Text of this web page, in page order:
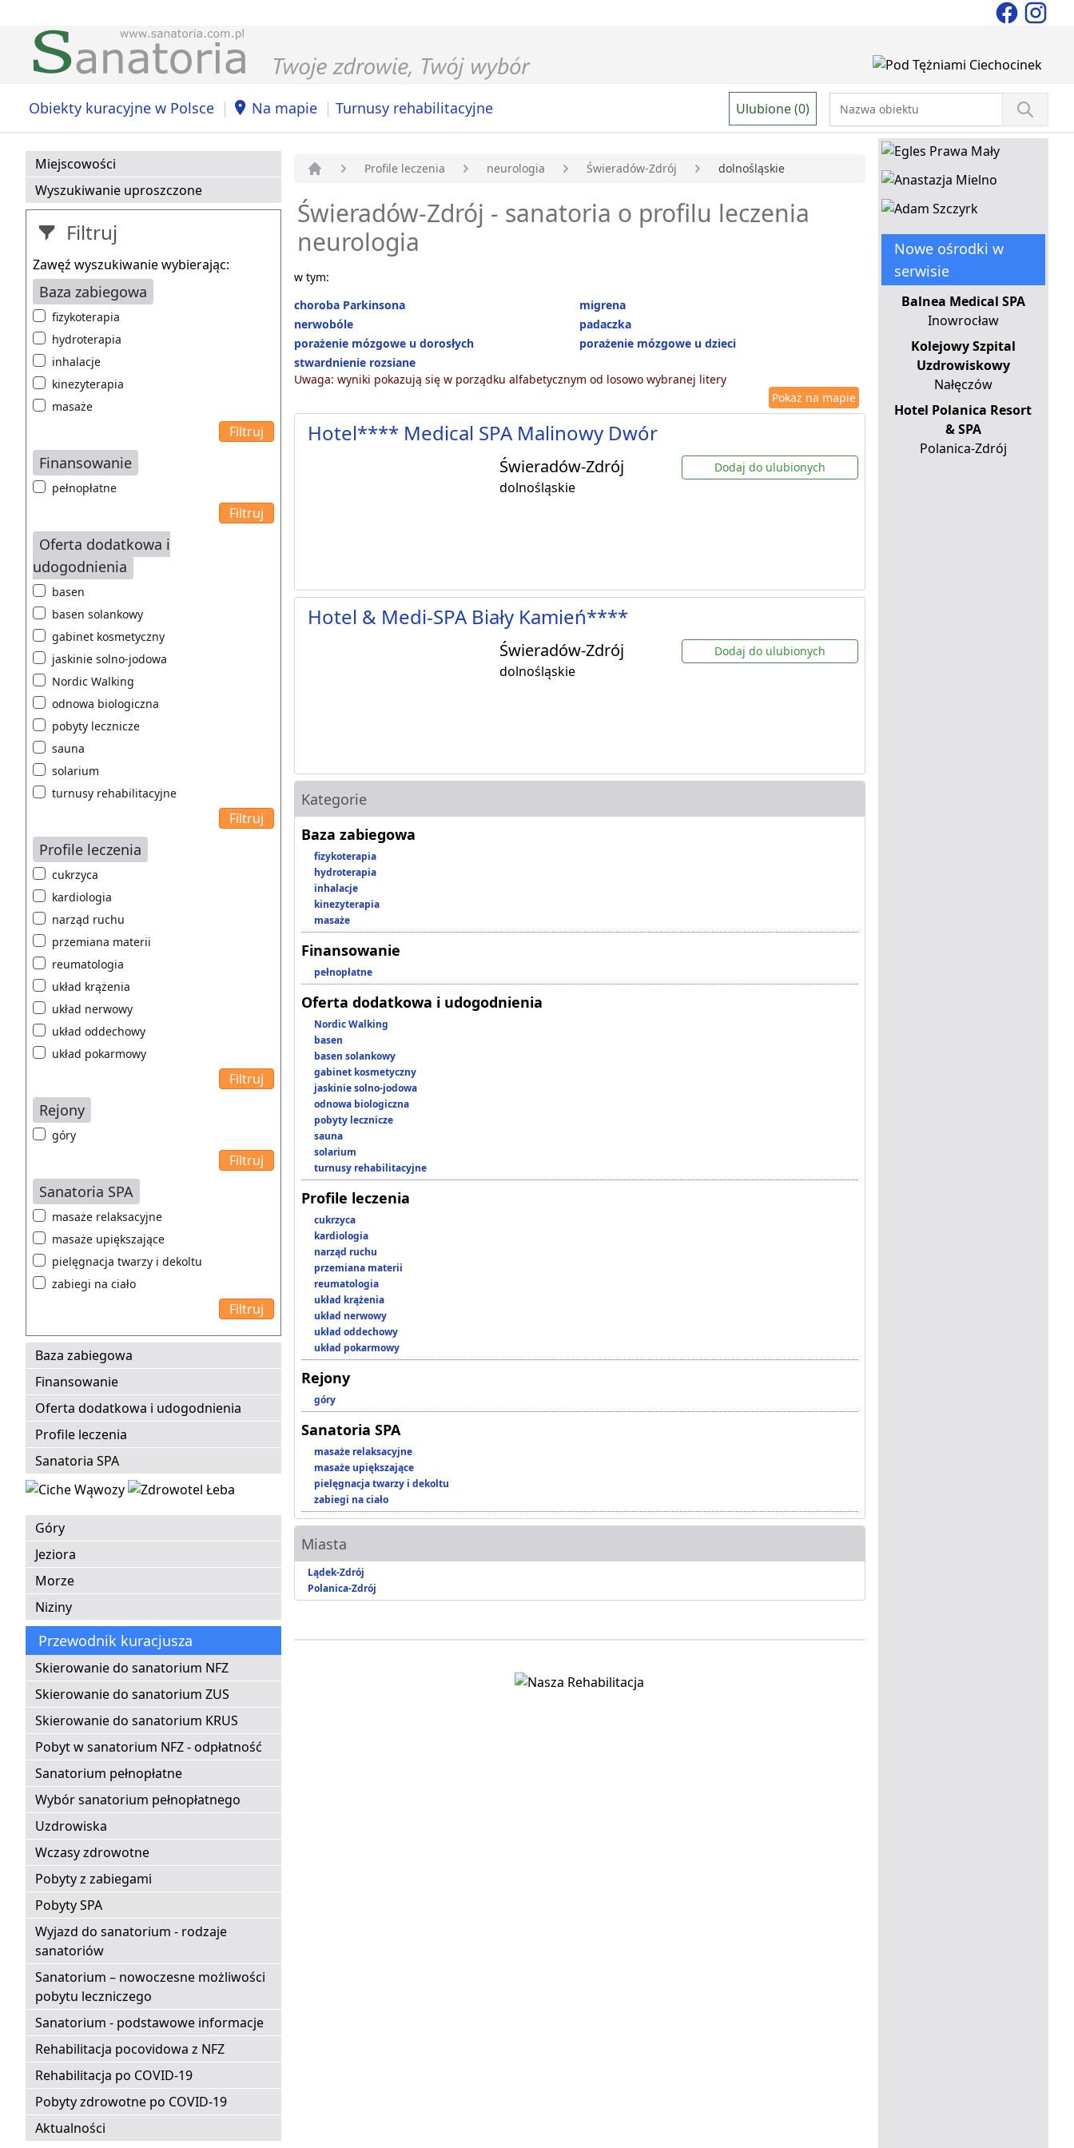
Obiekty kuracyjne w Polsce | Na mapie | Turnusy rehabilitacyjne Ulubione (0)
Miejscowości
Wyszukiwanie uproszczone
Filtruj
Zawęź wyszukiwanie wybierając:
Baza zabiegowa
fizykoterapia
hydroterapia
inhalacje
kinezyterapia
masaże
Finansowanie
pełnopłatne
Oferta dodatkowa i
udogodnienia
basen
basen solankowy
gabinet kosmetyczny
jaskinie solno-jodowa
Nordic Walking
odnowa biologiczna
pobyty lecznicze
sauna
solarium
turnusy rehabilitacyjne
Profile leczenia
cukrzyca
kardiologia
narząd ruchu
przemiana materii
reumatologia
układ krążenia
układ nerwowy
układ oddechowy
układ pokarmowy
Rejony
góry
Sanatoria SPA
masaże relaksacyjne
masaże upiększające
pielęgnacja twarzy i dekoltu
zabiegi na ciało
Baza zabiegowa
Finansowanie
Oferta dodatkowa i udogodnienia
Profile leczenia
Sanatoria SPA
Góry
Jeziora
Morze
Niziny
Przewodnik kuracjusza
Skierowanie do sanatorium NFZ
Skierowanie do sanatorium ZUS
Skierowanie do sanatorium KRUS
Pobyt w sanatorium NFZ - odpłatność
Sanatorium pełnopłatne
Wybór sanatorium pełnopłatnego
Uzdrowiska
Wczasy zdrowotne
Pobyty z zabiegami
Pobyty SPA
Wyjazd do sanatorium - rodzaje
sanatoriów
Sanatorium – nowoczesne możliwości
pobytu leczniczego
Sanatorium - podstawowe informacje
Rehabilitacja pocovidowa z NFZ
Rehabilitacja po COVID-19
Pobyty zdrowotne po COVID-19
Aktualności
Profile leczenia neurologia Świeradów-Zdrój dolnośląskie
Świeradów-Zdrój - sanatoria o profilu leczenia
neurologia
w tym:
choroba Parkinsona
migrena
nerwobóle
padaczka
porażenie mózgowe u dorosłych
porażenie mózgowe u dzieci
stwardnienie rozsiane
Uwaga: wyniki pokazują się w porządku alfabetycznym od losowo wybranej litery
Pokaż na mapie
Hotel**** Medical SPA Malinowy Dwór
Świeradów-Zdrój
dolnośląskie
Dodaj do ulubionych
Hotel & Medi-SPA Biały Kamień****
Świeradów-Zdrój
dolnośląskie
Dodaj do ulubionych
Kategorie
Baza zabiegowa
fizykoterapia
hydroterapia
inhalacje
kinezyterapia
masaże
Finansowanie
pełnopłatne
Oferta dodatkowa i udogodnienia
Nordic Walking
basen
basen solankowy
gabinet kosmetyczny
jaskinie solno-jodowa
odnowa biologiczna
pobyty lecznicze
sauna
solarium
turnusy rehabilitacyjne
Profile leczenia
cukrzyca
kardiologia
narząd ruchu
przemiana materii
reumatologia
układ krążenia
układ nerwowy
układ oddechowy
układ pokarmowy
Rejony
góry
Sanatoria SPA
masaże relaksacyjne
masaże upiększające
pielęgnacja twarzy i dekoltu
zabiegi na ciało
Miasta
Lądek-Zdrój
Polanica-Zdrój
Nowe ośrodki w
serwisie
Balnea Medical SPA
Inowrocław
Kolejowy Szpital
Uzdrowiskowy
Nałęczów
Hotel Polanica Resort
& SPA
Polanica-Zdrój